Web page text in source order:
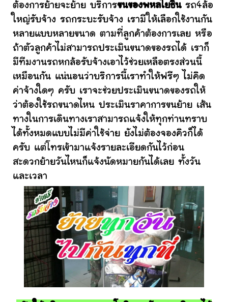
ต้องการย้ายจะย้าย บริการขนของพหลโยธินรถ4ล้อ
ใหญ่รับจ้าง รถกระบะรับจ้าง เรามีให้เลือกใช้งานกัน
หลายแบบหลายขนาด ตามที่ลูกค้าต้องการเลย หรือ
ถ้าตัวลูกค้าไม่สามารถประเมินขนาดของรถได้ เราก็
มีทีมงานรถหกล้อรับจ้างเอาไว้ช่วยเหลือตรงส่วนนี้
เหมือนกัน แน่นอนว่าบริการนี้เราทำให้ฟรีๆ ไม่คิด
ค่าจ้างใดๆ ครับ เราจะช่วยประเมินขนาดของรถให้
ว่าต้องใช้รถขนาดไหน ประเมินราคาการขนย้าย เส้น
ทางในการเดินทางเราสามารถแจ้งให้ทุกท่านทราบ
ได้ทั้งหมดแบบไม่มีค่าใช้จ่าย ยังไม่ต้องจองคิวก็ได้
ครับ แต่โทรเข้ามาแจ้งรายละเอียดกันไว้ก่อน
สะดวกย้ายวันไหนก็แจ้งนัดหมายกันได้เลย ทั้งวัน
และเวลา